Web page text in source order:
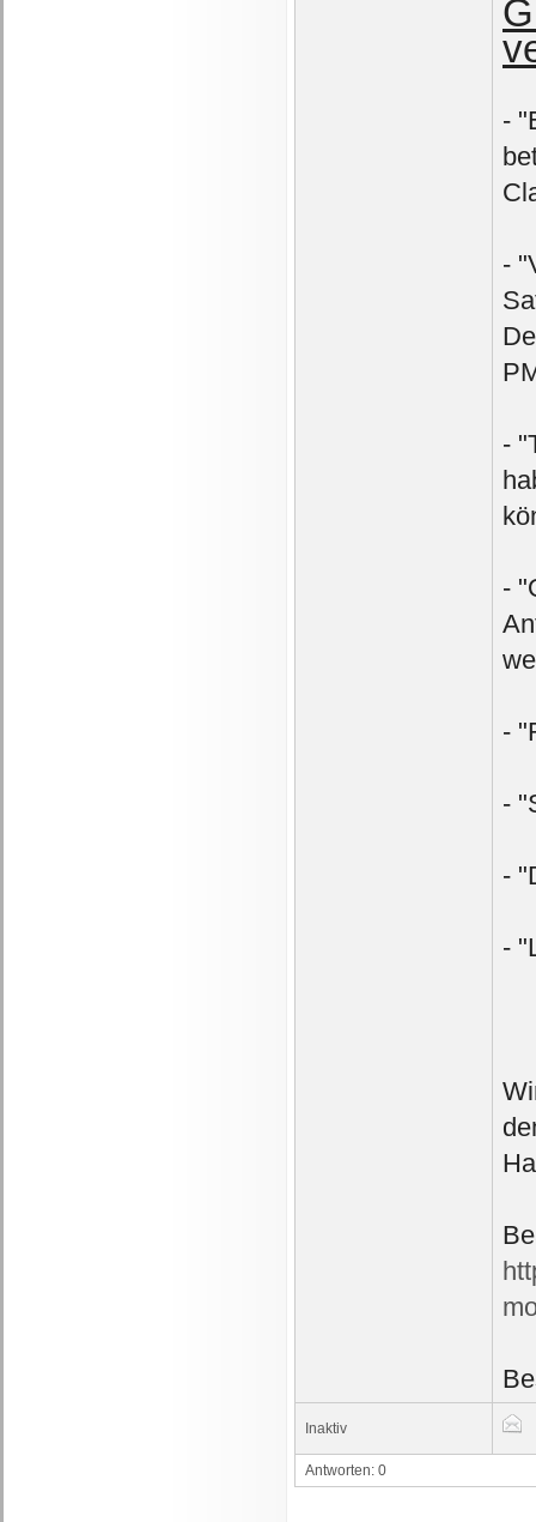
-
-
-
-
-
-
-
-
Inaktiv
Antworten: 0